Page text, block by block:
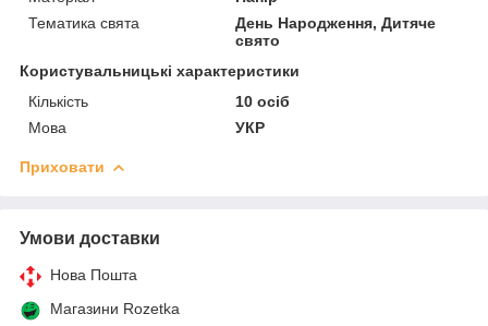
Тематика свята
День Народження, Дитяче
свято
Користувальницькі характеристики
Кількість
10 осіб
Мова
УКР
Приховати
Умови доставки
Нова Пошта
Магазини Rozetka